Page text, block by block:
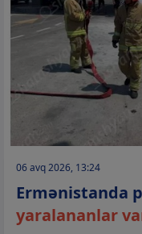
06 avq 2026, 13:24
Ermənistanda
yaralananlar